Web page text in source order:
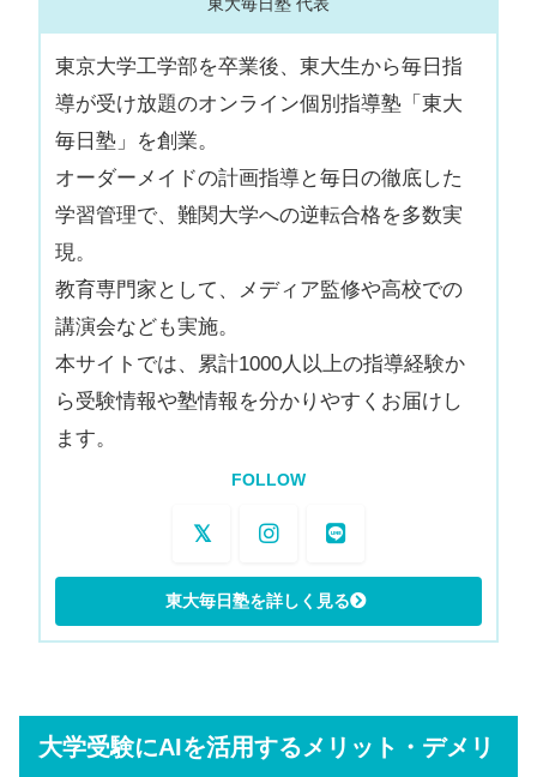
東京大学工学部を卒業後、東大生から毎日指
導が受け放題のオンライン個別指導塾「東大
毎日塾」を創業。
オーダーメイドの計画指導と毎日の徹底した
学習管理で、難関大学への逆転合格を多数実
現。
教育専門家として、メディア監修や高校での
講演会なども実施。
本サイトでは、累計1000人以上の指導経験か
ら受験情報や塾情報を分かりやすくお届けし
ます。
FOLLOW
大学受験にAIを活用するメリット・デメリ